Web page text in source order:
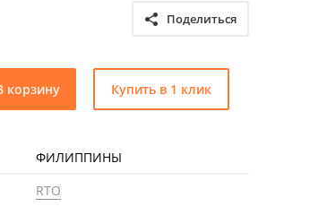
Поделиться
корзину Купить в 1 клик
ФИЛИППИНЫ
RTO